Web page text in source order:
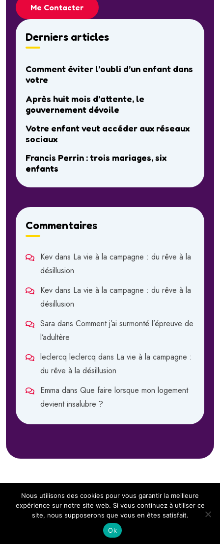
Me Contacter
Derniers articles
Comment éviter l’oubli d’un enfant dans
votre
Après huit mois d’attente, le
gouvernement dévoile
Votre enfant veut accéder aux réseaux
sociaux
Francis Perrin : trois mariages, six
enfants
Commentaires
Kev dans La vie à la campagne : du rêve à la
désillusion
Kev dans La vie à la campagne : du rêve à la
désillusion
Sara dans Comment j’ai surmonté l’épreuve de
l’adultère
leclercq leclercq dans La vie à la campagne :
du rêve à la désillusion
Emma dans Que faire lorsque mon logement
devient insalubre ?
Sous Notre Toit.
Nous utilisons des cookies pour vous garantir la meilleure
expérience sur notre site web. Si vous continuez à utiliser ce
site, nous supposerons que vous en êtes satisfait.
Ok